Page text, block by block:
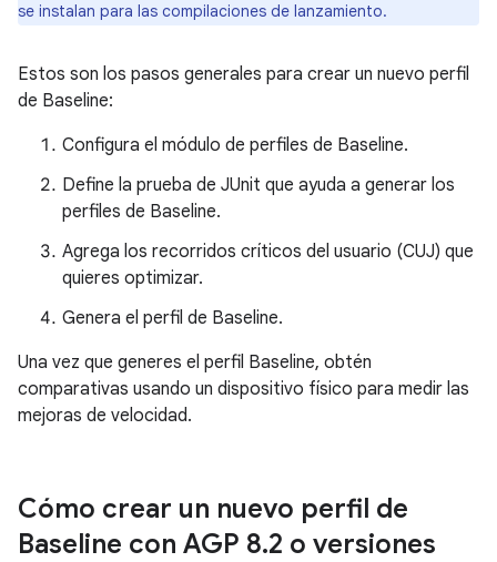
se instalan para las compilaciones de lanzamiento.
Estos son los pasos generales para crear un nuevo perfil
de Baseline:
Configura el módulo de perfiles de Baseline.
Define la prueba de JUnit que ayuda a generar los
perfiles de Baseline.
Agrega los recorridos críticos del usuario (CUJ) que
quieres optimizar.
Genera el perfil de Baseline.
Una vez que generes el perfil Baseline, obtén
comparativas usando un dispositivo físico para medir las
mejoras de velocidad.
Cómo crear un nuevo perfil de
Baseline con AGP 8.2 o versiones